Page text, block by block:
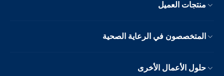
منتجات العميل
المتخصصون في الرعاية الصحية
حلول الأعمال الأخرى